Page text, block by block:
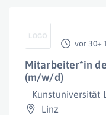
vor 30+
Mitarbeiter*in
(m/w/d)
Kunstuniversität
Linz